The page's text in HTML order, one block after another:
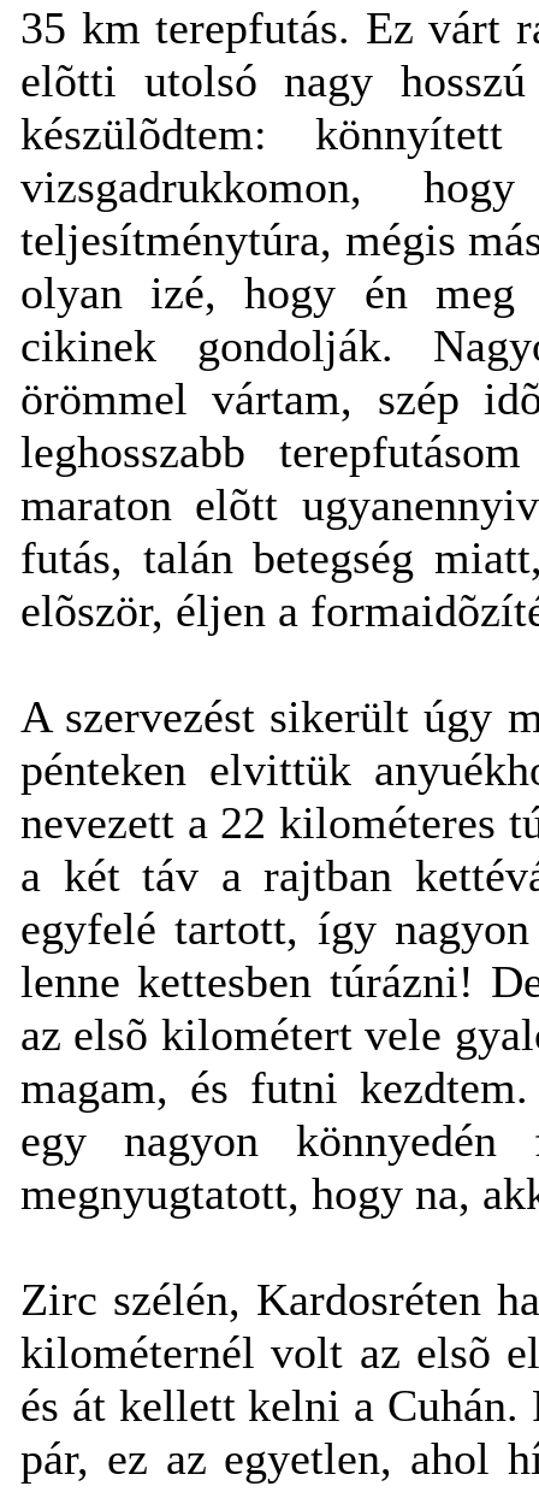
35 km terepfutás. Ez várt
elõtti utolsó nagy hosszú
készülõdtem:
vizsgadrukkomon,
teljesítménytúra, mégis
olyan izé, hogy én meg
cikinek gondolják.
örömmel vártam, szép
leghosszabb
maraton elõtt
futás, talán betegség
elõször, éljen a
A szervezést sikerült úgy
pénteken elvittük
nevezett a 22 kilométeres
a két táv a rajtban
egyfelé tartott, így
lenne kettesben túrázni!
az elsõ kilométert vele
magam, és futni
egy nagyon
megnyugtatott, hogy na,
Zirc szélén, Kardosréten
kilométernél volt az elsõ
és át kellett kelni a Cuhán.
pár, ez az egyetlen, ahol